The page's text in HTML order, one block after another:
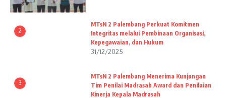
2
MTsN 2 Palembang Perkuat Komitmen
Integritas melalui Pembinaan Organisasi,
Kepegawaian, dan Hukum
31/12/2025
3
MTsN 2 Palembang Menerima Kunjungan
Tim Penilai Madrasah Award dan Penilaian
Kinerja Kepala Madrasah